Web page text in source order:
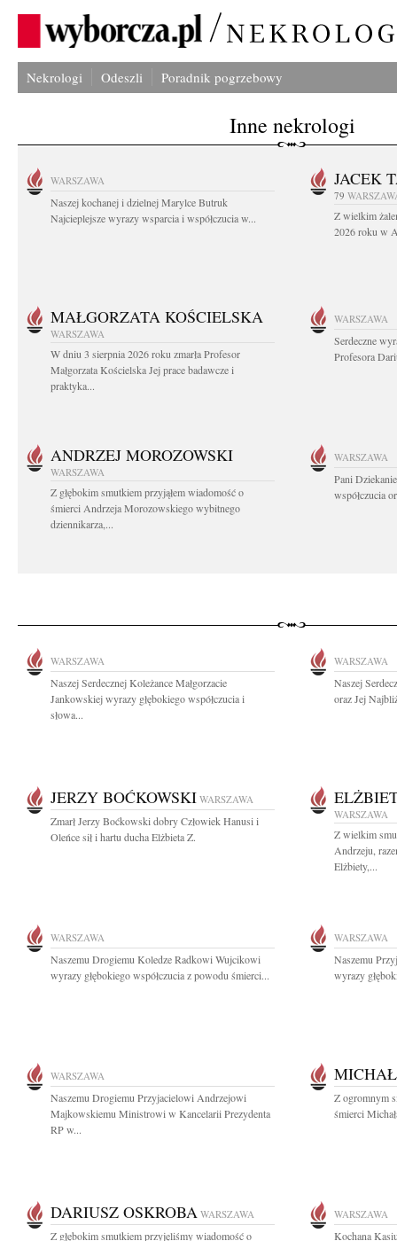
Nekrologi Odeszli Poradnik pogrzebowy
Inne nekrologi
WARSZAWA
Naszej kochanej i dzielnej Marylce Butruk
Najcieplejsze wyrazy wsparcia i współczucia w...
JACEK
79
Z wielkim
2026 roku w
MAŁGORZATA KOŚCIELSKA
WARSZAWA
W dniu 3 sierpnia 2026 roku zmarła Profesor
Małgorzata Kościelska Jej prace badawcze i
praktyka...
WARSZAWA
Serdeczne
Profesora
ANDRZEJ MOROZOWSKI
WARSZAWA
Z głębokim smutkiem przyjąłem wiadomość o
śmierci Andrzeja Morozowskiego wybitnego
dziennikarza,...
WARSZAWA
Pani
współczucia
WARSZAWA
Naszej Serdecznej Koleżance Małgorzacie
Jankowskiej wyrazy głębokiego współczucia i
słowa...
WARSZAWA
Naszej
oraz Jej
JERZY BOĆKOWSKI WARSZAWA
Zmarł Jerzy Boćkowski dobry Człowiek Hanusi i
Oleńce sił i hartu ducha Elżbieta Z.
WARSZAWA
Z wielkim
Andrzeju,
Elżbiety,...
WARSZAWA
Naszemu Drogiemu Koledze Radkowi Wujcikowi
wyrazy głębokiego współczucia z powodu śmierci...
WARSZAWA
Naszemu
wyrazy
WARSZAWA
Naszemu Drogiemu Przyjacielowi Andrzejowi
Majkowskiemu Ministrowi w Kancelarii Prezydenta
RP w...
Z ogromnym
śmierci
DARIUSZ OSKROBA WARSZAWA
Z głębokim smutkiem przyjęliśmy wiadomość o
WARSZAWA
Kochana